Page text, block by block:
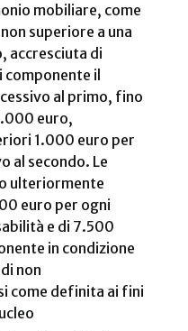
mobiliare, come
superiore a una
accresciuta di
il
al primo, fino
euro,
1.000 euro per
al secondo. Le
ulteriormente
euro per ogni
e di 7.500
in condizione
non
come definita ai fini